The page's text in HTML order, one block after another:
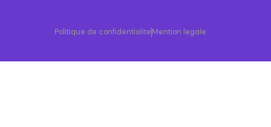
Politique de confidentialite Mention legale